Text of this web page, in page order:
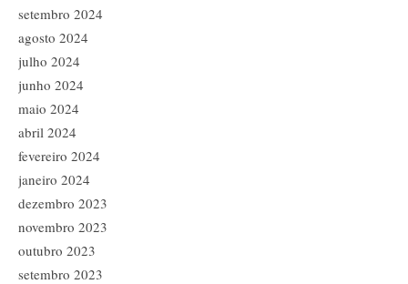
setembro 2024
agosto 2024
julho 2024
junho 2024
maio 2024
abril 2024
fevereiro 2024
janeiro 2024
dezembro 2023
novembro 2023
outubro 2023
setembro 2023